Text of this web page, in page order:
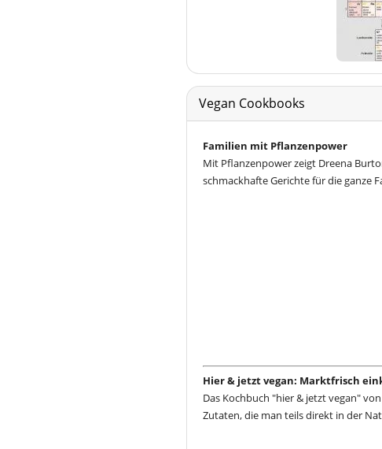
Vegan Cookbooks
Familien mit Pflanzenpower
Mit Pflanzenpower zeigt Dreena
schmackhafte Gerichte für die ganze
Hier & jetzt vegan: Marktfrisch
Das Kochbuch "hier & jetzt vegan"
Zutaten, die man teils direkt in der